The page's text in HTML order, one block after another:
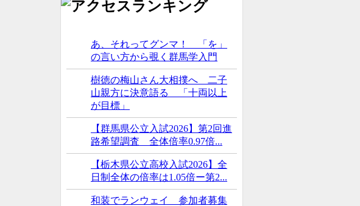
あ、それってグンマ！ 「を」
の言い方から覗く群馬学入門
樹徳の梅山さん大相撲へ 二子
山親方に決意語る 「十両以上
が目標」
【群馬県公立入試2026】第2回進
路希望調査 全体倍率0.97倍...
【栃木県公立高校入試2026】全
日制全体の倍率は1.05倍ー第2...
和装でランウェイ 参加者募集